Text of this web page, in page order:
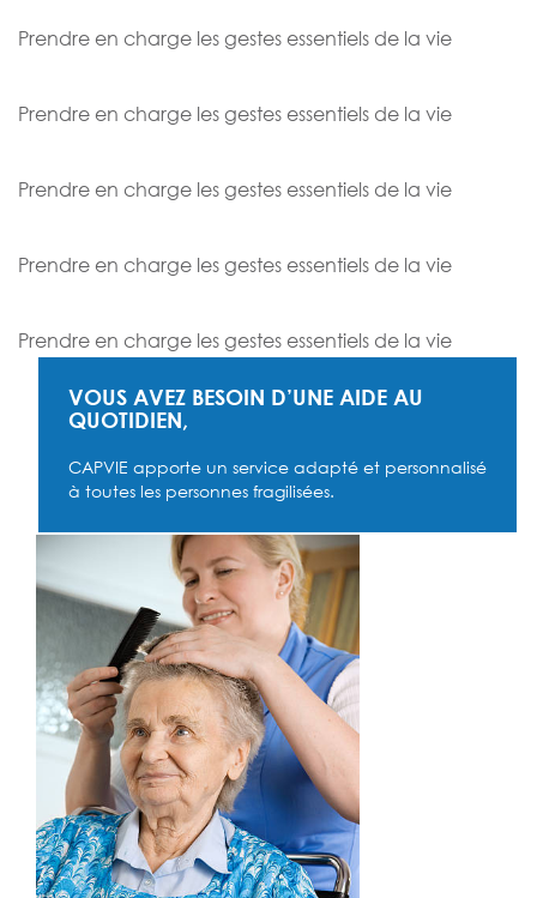
Prendre en charge les gestes essentiels de la vie
Prendre en charge les gestes essentiels de la vie
Prendre en charge les gestes essentiels de la vie
Prendre en charge les gestes essentiels de la vie
Prendre en charge les gestes essentiels de la vie
VOUS AVEZ BESOIN D’UNE AIDE AU
QUOTIDIEN,
CAPVIE apporte un service adapté et personnalisé
à toutes les personnes fragilisées.